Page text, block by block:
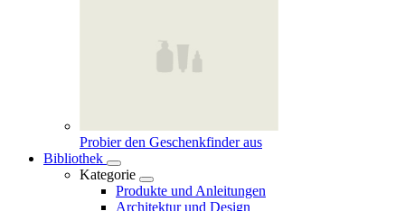
Probier den Geschenkfinder aus
Bibliothek
Kategorie
Produkte und Anleitungen
Architektur und Design